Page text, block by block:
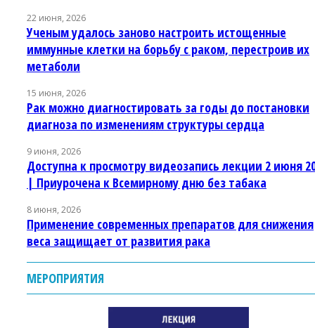
22 июня, 2026
Ученым удалось заново настроить истощенные
иммунные клетки на борьбу с раком, перестроив их
метаболи
15 июня, 2026
Рак можно диагностировать за годы до постановки
диагноза по изменениям структуры сердца
9 июня, 2026
Доступна к просмотру видеозапись лекции 2 июня
| Приурочена к Всемирному дню без табака
8 июня, 2026
Применение современных препаратов для снижения
веса защищает от развития рака
МЕРОПРИЯТИЯ